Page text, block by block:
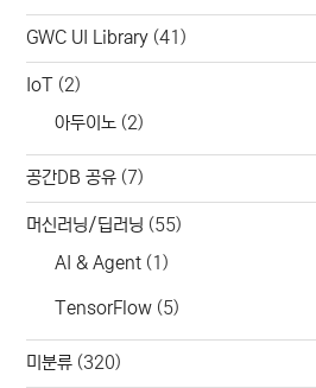
GWC UI Library (41)
IoT (2)
아두이노 (2)
공간DB 공유 (7)
머신러닝/딥러닝 (55)
AI & Agent (1)
TensorFlow (5)
미분류 (320)